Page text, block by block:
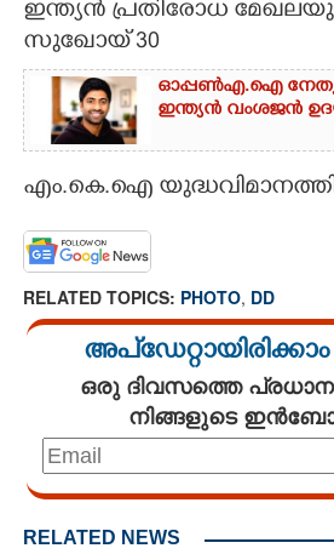
CARTOONS
LITERATURE
ZOOM
CONTACT US
ഇന്ത്യൻ പ്രതിരോധ
സുഖോയ് 30
ഓപ്പൺഎ.ഐ നേതൃ
ഇന്ത്യൻ വംശജൻ
എം.കെ.ഐ
RELATED TOPICS: PHOTO, DD
ഒരു ദിവസത്തെ
നിങ്ങളുടെ
RELATED NEWS